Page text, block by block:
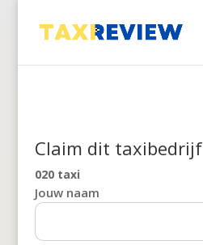
Claim dit taxibedrijf
020 taxi
Jouw naam